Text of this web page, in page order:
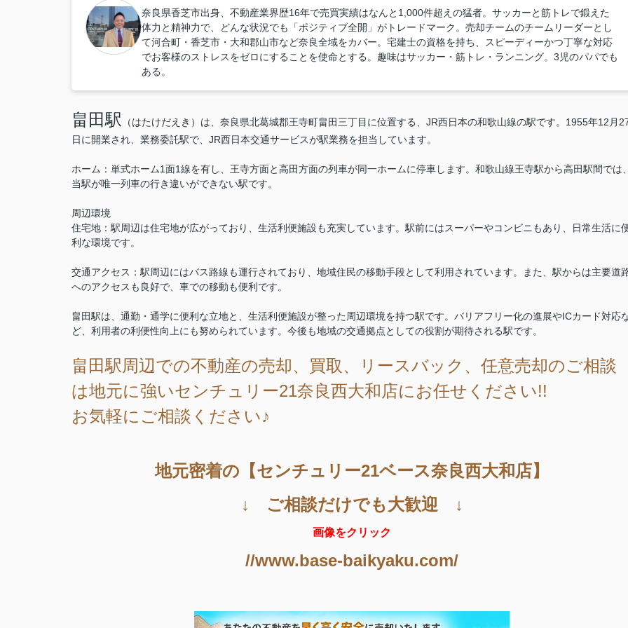
奈良県香芝市出身、不動産業界歴16年で売買実績はなんと1,000件超えの猛者。サッカーと筋トレで鍛えた
体力と精神力で、どんな状況でも「ポジティブ全開」がトレードマーク。売却チームのチームリーダーとし
て河合町・香芝市・大和郡山市など奈良全域をカバー。宅建士の資格を持ち、スピーディーかつ丁寧な対応
でお客様のストレスをゼロにすることを使命とする。趣味はサッカー・筋トレ・ランニング。3児のパパでも
ある。
畠田駅
（はたけだえき）は、奈良県北葛城郡王寺町畠田三丁目に位置する、JR西日本の和歌山線の駅です。1955年12月
日に開業され、業務委託駅で、JR西日本交通サービスが駅業務を担当しています。
ホーム：単式ホーム1面1線を有し、王寺方面と高田方面の列車が同一ホームに停車します。和歌山線王寺駅から高田駅間では
当駅が唯一列車の行き違いができない駅です。
周辺環境
住宅地：駅周辺は住宅地が広がっており、生活利便施設も充実しています。駅前にはスーパーやコンビニもあり、日常生活に
利な環境です。
交通アクセス：駅周辺にはバス路線も運行されており、地域住民の移動手段として利用されています。また、駅からは主要道
へのアクセスも良好で、車での移動も便利です。
畠田駅は、通勤・通学に便利な立地と、生活利便施設が整った周辺環境を持つ駅です。バリアフリー化の進展やICカード対応
ど、利用者の利便性向上にも努められています。今後も地域の交通拠点としての役割が期待される駅です。
畠田駅周辺での不動産の売却、買取、リースバック、任意売却のご相談
は地元に強いセンチュリー21奈良西大和店にお任せください!!
お気軽にご相談ください♪
地元密着の【センチュリー21ベース奈良西大和店】
↓ ご相談だけでも大歓迎 ↓
画像をクリック
//www.base-baikyaku.com/